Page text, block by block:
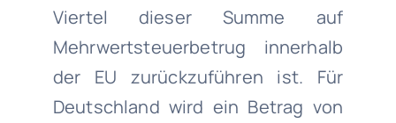
Viertel dieser Summe auf
Mehrwertsteuerbetrug innerhalb
der EU zurückzuführen ist. Für
Deutschland wird ein Betrag von